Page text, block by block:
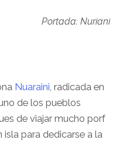
Portada: Nuriani
Nuaraini, radicada en
de los pueblos
de viajar mucho porf
isla para dedicarse a la